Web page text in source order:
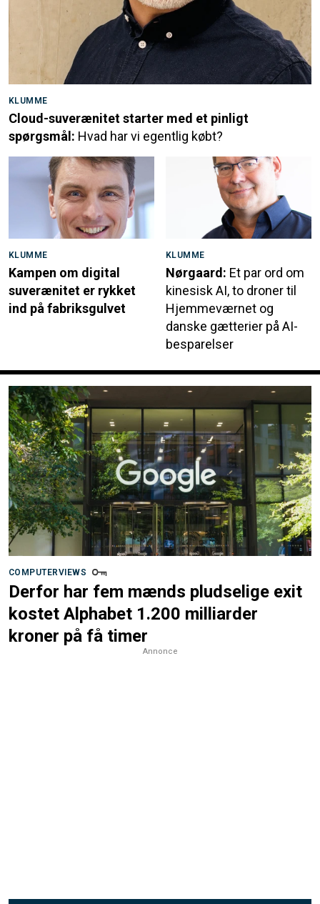
KLUMME
Cloud-suverænitet starter med et pinligt
spørgsmål: Hvad har vi egentlig købt?
KLUMME
Kampen om digital
suverænitet er rykket
ind på fabriksgulvet
KLUMME
Nørgaard: Et par ord om
kinesisk AI, to droner til
Hjemmeværnet og
danske gætterier på AI-
besparelser
COMPUTERVIEWS
Derfor har fem mænds pludselige exit
kostet Alphabet 1.200 milliarder
kroner på få timer
Annonce